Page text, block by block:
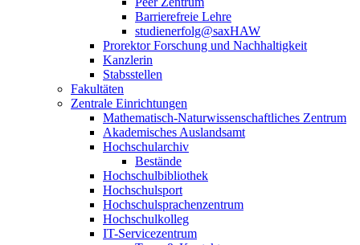
Barrierefreie Lehre
studienerfolg@saxHAW
Prorektor Forschung und Nachhaltigkeit
Kanzlerin
Stabsstellen
Fakultäten
Zentrale Einrichtungen
Mathematisch-Naturwissenschaftliches Zentrum
Akademisches Auslandsamt
Hochschularchiv
Bestände
Hochschulbibliothek
Hochschulsport
Hochschulsprachenzentrum
Hochschulkolleg
IT-Servicezentrum